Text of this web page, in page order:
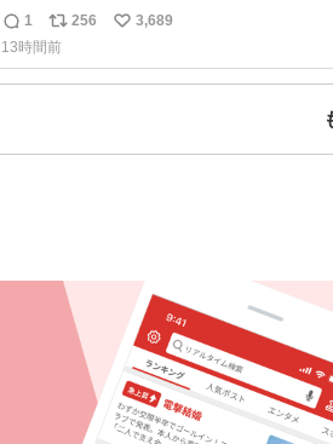
理性を根こそぎ奪い去ったプリンの写真で
す。
返
信
数
1
リ
ポ
ス
256
い
ね
3,689
13時間前